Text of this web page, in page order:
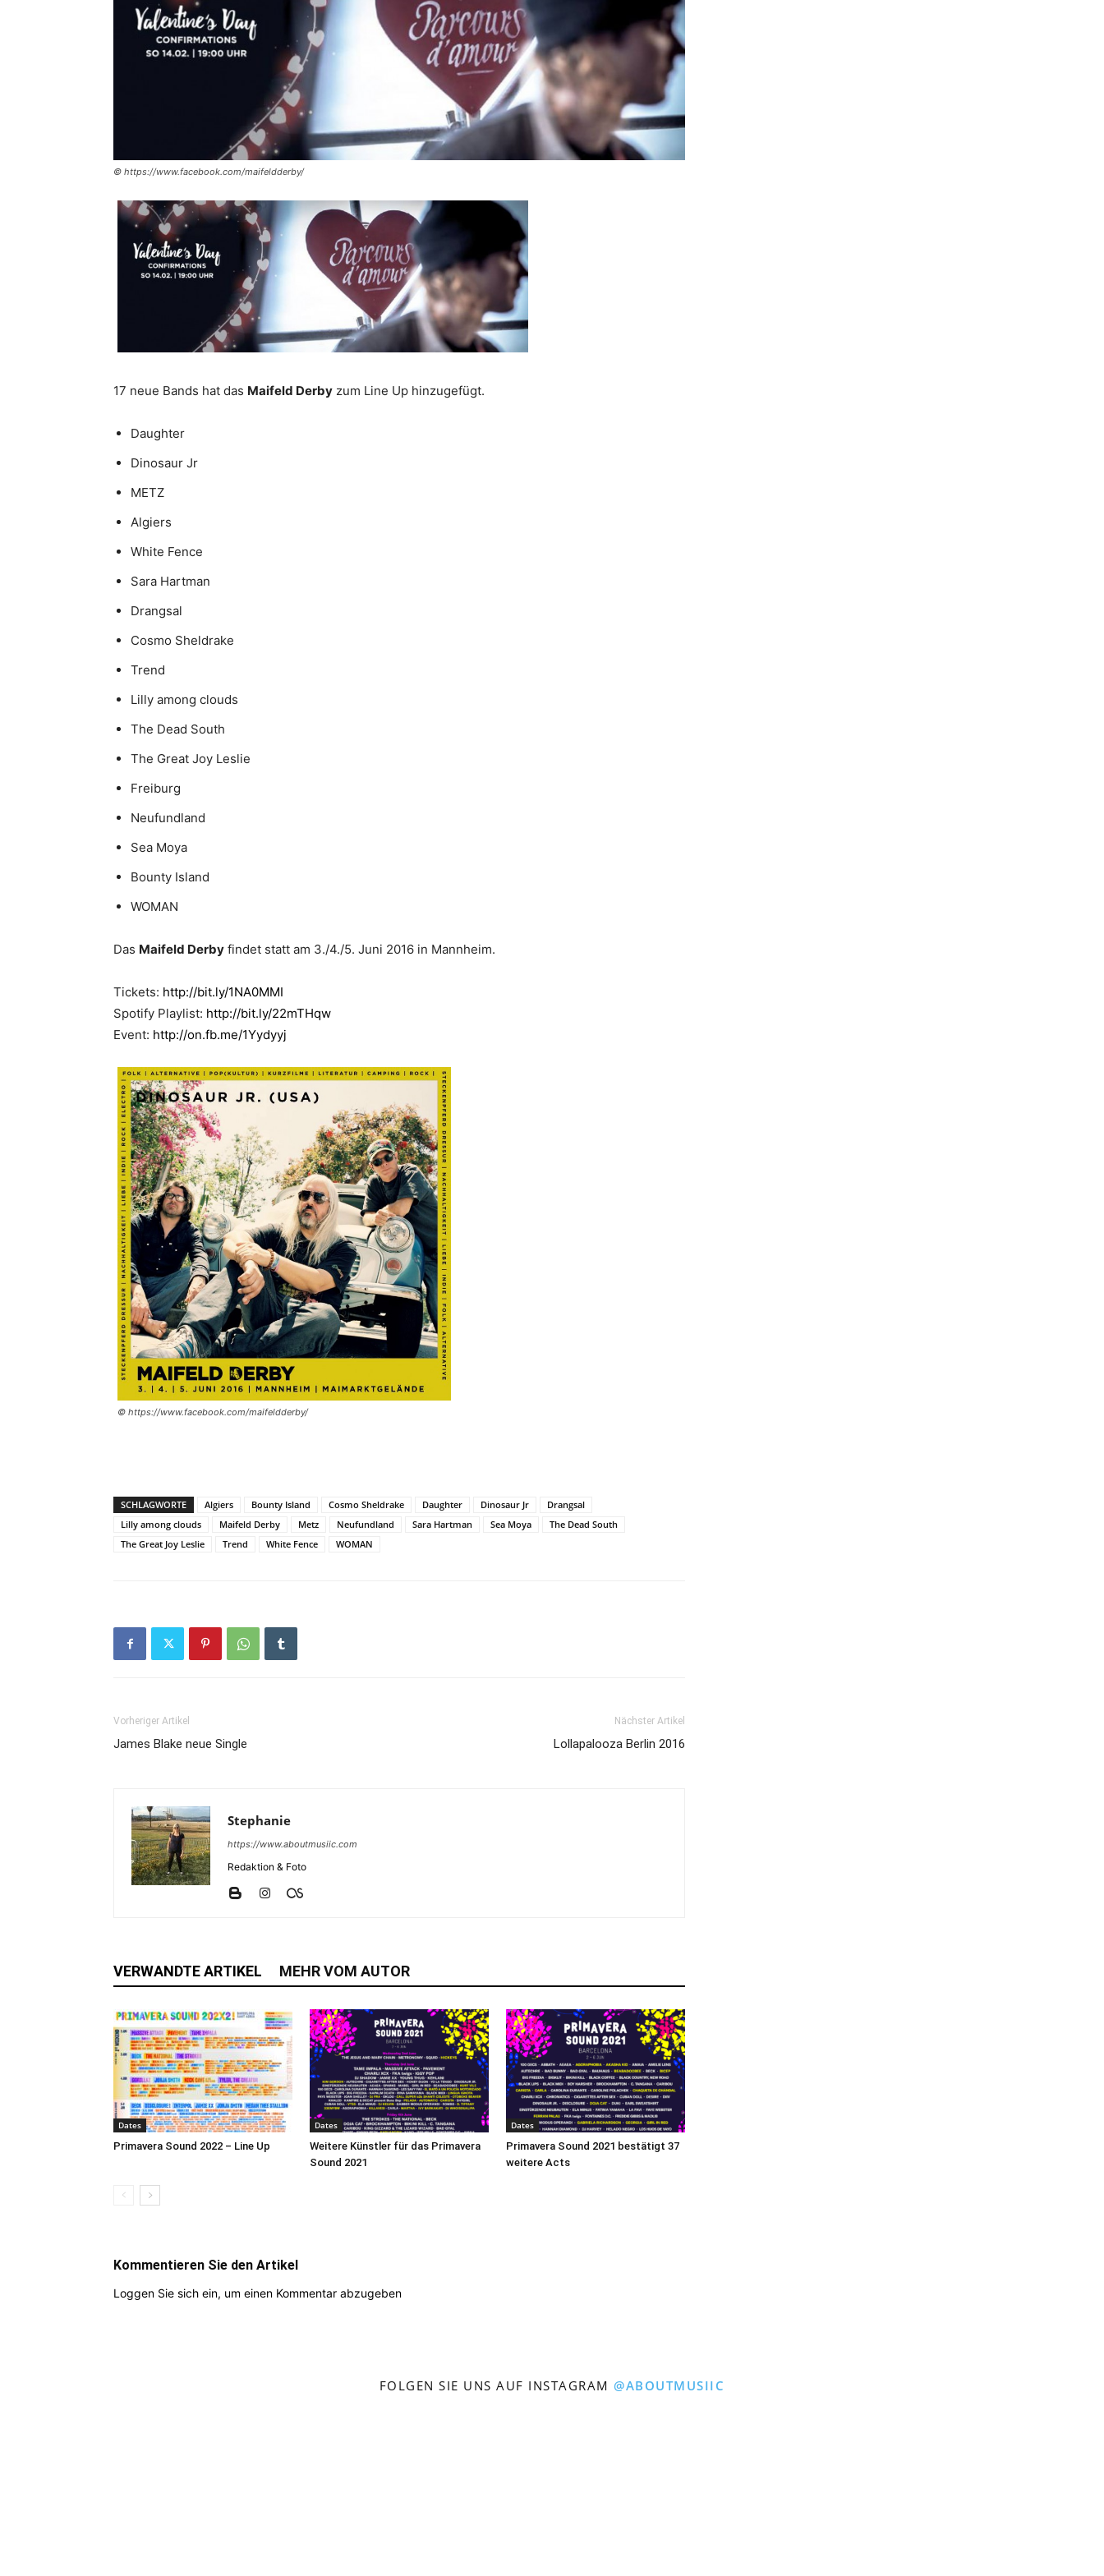
© https://www.facebook.com/maifeldderby/
17 neue Bands hat das Maifeld Derby zum Line Up hinzugefügt.
Daughter
Dinosaur Jr
METZ
Algiers
White Fence
Sara Hartman
Drangsal
Cosmo Sheldrake
Trend
Lilly among clouds
The Dead South
The Great Joy Leslie
Freiburg
Neufundland
Sea Moya
Bounty Island
WOMAN
Das Maifeld Derby findet statt am 3./4./5. Juni 2016 in Mannheim.
Tickets: http://bit.ly/1NA0MMI
Spotify Playlist: http://bit.ly/22mTHqw
Event: http://on.fb.me/1Yydyyj
© https://www.facebook.com/maifeldderby/
SCHLAGWORTE Algiers Bounty Island Cosmo Sheldrake Daughter Dinosaur Jr
Drangsal
Lilly among clouds
Maifeld Derby Metz Neufundland Sara Hartman Sea Moya
The Dead South
The Great Joy Leslie
Trend White Fence WOMAN
Vorheriger Artikel
James Blake neue Single
Nächster Artikel
Lollapalooza Berlin 2016
Stephanie
https://www.aboutmusiic.com
Redaktion & Foto
VERWANDTE ARTIKEL MEHR VOM AUTOR
Dates
Primavera Sound 2022 – Line Up
Dates
Weitere Künstler für das Primavera
Sound 2021
Dates
Primavera Sound 2021 bestätigt 37
weitere Acts
Kommentieren Sie den Artikel
Loggen Sie sich ein, um einen Kommentar abzugeben
FOLGEN SIE UNS AUF INSTAGRAM@ABOUTMUSIIC